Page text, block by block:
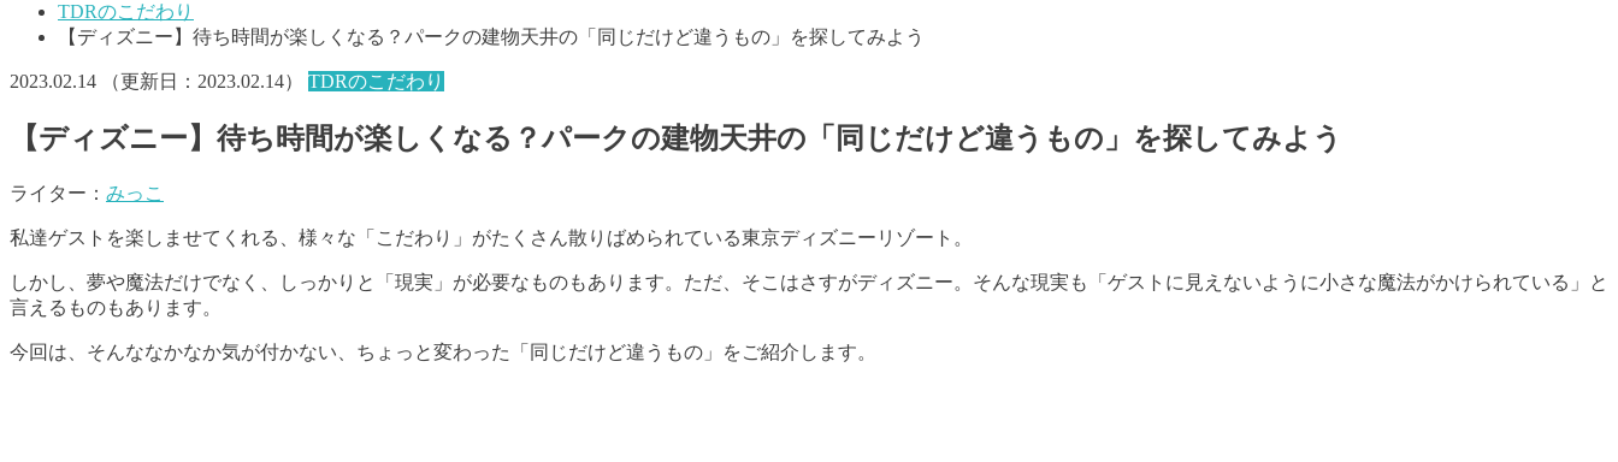
TDRのこだわり
【ディズニー】待ち時間が楽しくなる？パークの建物天井の「同じだけど違うもの」を探してみよう
2023.02.14 （更新日： 2023.02.14） TDRのこだわり
【ディズニー】待ち時間が楽しくなる？パークの建物天井の「同じだけど違うもの」を探してみよう
ライター： みっこ
私達ゲストを楽しませてくれる、様々な「こだわり」がたくさん散りばめられている東京ディズニーリゾート。
しかし、夢や魔法だけでなく、しっかりと「現実」が必要なものもあります。ただ、そこはさすがディズニー。そんな現実も「ゲストに見えないように小さな魔法がかけられている」と
言えるものもあります。
今回は、そんななかなか気が付かない、ちょっと変わった「同じだけど違うもの」をご紹介します。